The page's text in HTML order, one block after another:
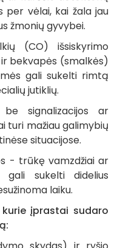
vėlai, kai žala jau
žmonių gyvybei.
(CO) išsiskyrimo
bekvapės (smalkės)
gali sukelti rimtą
jutiklių.
signalizacijos ar
turi mažiau galimybių
situacijose.
- trūkę vamzdžiai ar
gali sukelti didelius
laiku.
įprastai sudaro